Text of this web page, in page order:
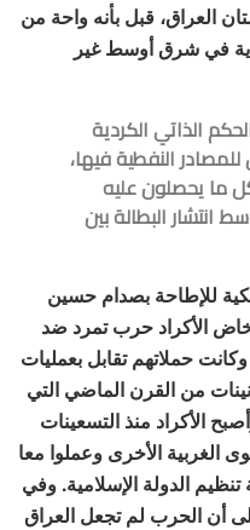
العراق، قبل بأنه واحة من
في شرق أوسط غير
الذاتي الكردية
النفطية فيها،
ما يحصلون عليه
البطالة بين
للإطاحة بصدام حسين
خاض الأكراد حرب تمرد ضد
حملاتهم تقابل بعمليات
من القرن الماضي التي
الأكراد منذ التسعينات
الغربية الأخرى وعملوا معا
الدولة الإسلامية. وفي
أن الحرب لم تجعل العراق